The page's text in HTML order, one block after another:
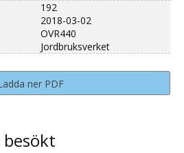
ner PDF
192
2018-03-02
OVR440
Jordbruksverket